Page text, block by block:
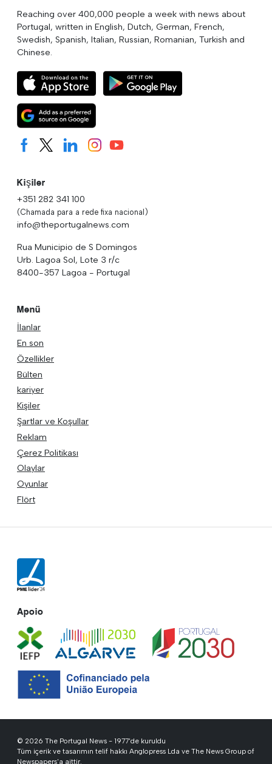
Reaching over 400,000 people a week with news about
Portugal, written in English, Dutch, German, French,
Swedish, Spanish, Italian, Russian, Romanian, Turkish and
Chinese.
Kişiler
+351 282 341 100
(Chamada para a rede fixa nacional)
info@theportugalnews.com
Rua Municipio de S Domingos
Urb. Lagoa Sol, Lote 3 r/c
8400-357 Lagoa - Portugal
Menü
İlanlar
En son
Özellikler
Bülten
kariyer
Kişiler
Şartlar ve Koşullar
Reklam
Çerez Politikası
Olaylar
Oyunlar
Flört
Apoio
© 2026 The Portugal News - 1977'de kuruldu
Tüm içerik ve tasarımın telif hakkı Anglopress Lda ve The News Group of
Newspapers'a aittir.